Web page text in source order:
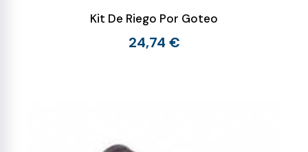
Kit De Riego Por Goteo
24,74 €